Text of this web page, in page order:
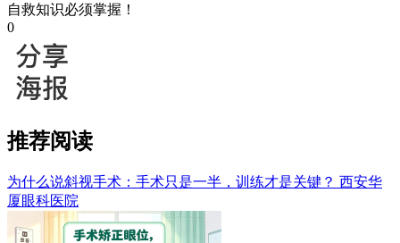
自救知识必须掌握！
0
推荐阅读
为什么说斜视手术：手术只是一半，训练才是关键？ 西安华
厦眼科医院